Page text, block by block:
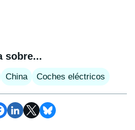
sobre...
China Coches eléctricos